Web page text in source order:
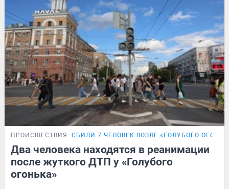
ПРОИСШЕСТВИЯ СБИЛИ 7 ЧЕЛОВЕК ВОЗЛЕ «ГОЛУБОГО
Два человека находятся в реанимации
после жуткого ДТП у «Голубого
огонька»